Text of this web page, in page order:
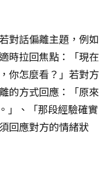
對話偏離主題，例如
時拉回焦點：「現在
你怎麼看？」若對方
的方式回應：「原來
、「那段經驗確實
回應對方的情緒狀